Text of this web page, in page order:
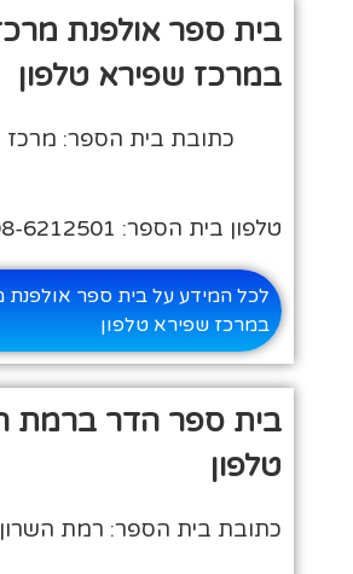
בית ספר אולפנת
במרכז שפירא טלפון
כתובת בית הספר: מרכז
טלפון בית הספר: 08-6212501
לכל המידע על בית ספר אולפנת
במרכז שפירא טלפון
בית ספר הדר ברמת
טלפון
כתובת בית הספר: רמת השרון